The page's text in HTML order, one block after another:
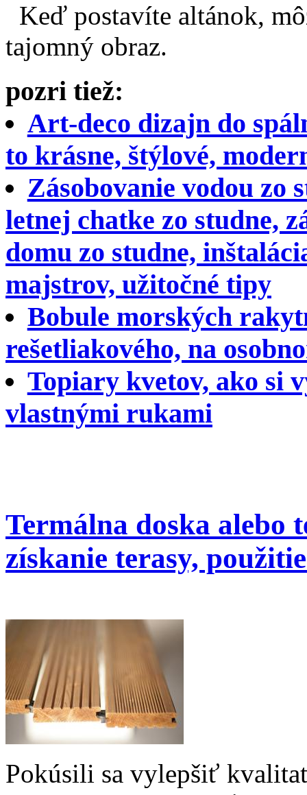
Keď postavíte altánok,
tajomný obraz.
pozri tiež:
Art-deco dizajn do
to krásne, štýlové,
Zásobovanie vodou zo
letnej chatke zo studne,
domu zo studne,
majstrov, užitočné tipy
Bobule morských
rešetliakového, na
Topiary kvetov, ako si
vlastnými rukami
Termálna doska alebo
získanie terasy,
Pokúsili sa vylepšiť